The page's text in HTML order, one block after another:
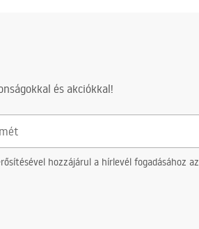
és akciókkal!
hozzájárul a hírlevél fogadásához az